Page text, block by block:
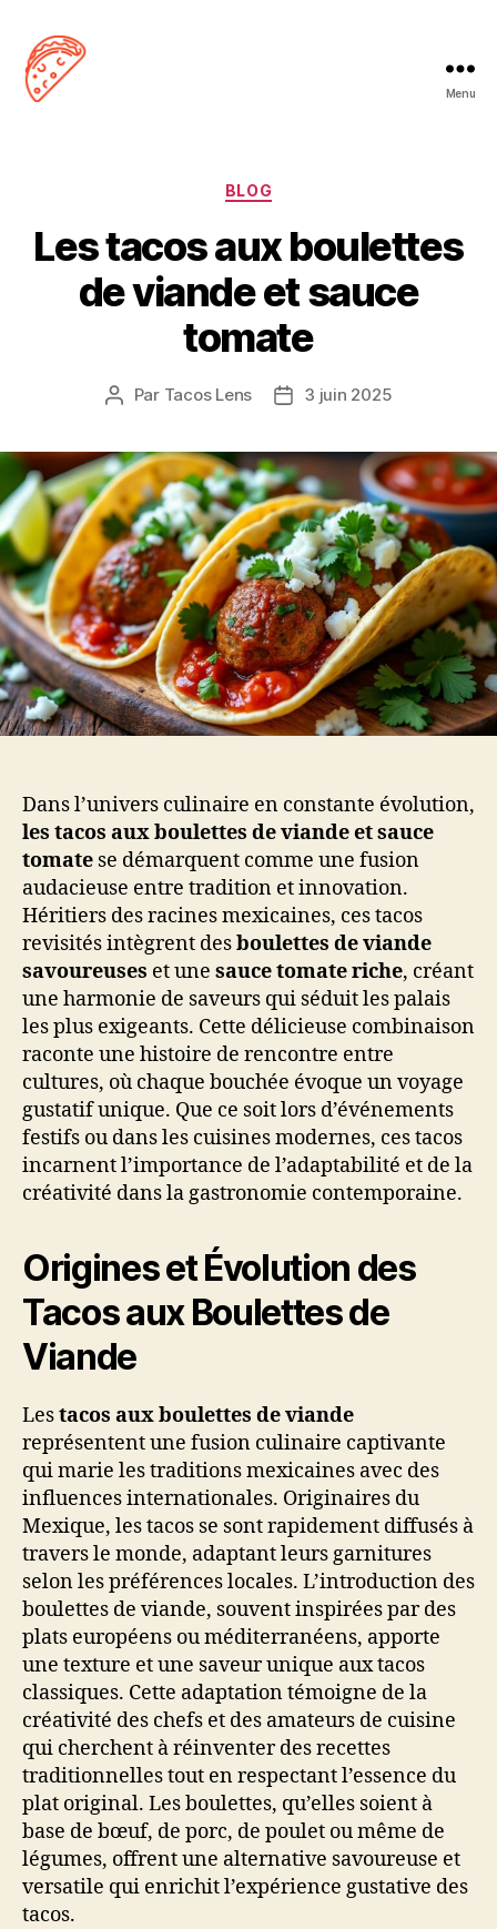
Menu
Catégories
BLOG
Les tacos aux boulettes
de viande et sauce
tomate
Auteur
Par Tacos Lens
Date3 juin 2025
Dans l’univers culinaire en constante évolution,
les tacos aux boulettes de viande et sauce
tomate se démarquent comme une fusion
audacieuse entre tradition et innovation.
Héritiers des racines mexicaines, ces tacos
revisités intègrent desboulettes de viande
savoureuses et une sauce tomate riche, créant
une harmonie de saveurs qui séduit les palais
les plus exigeants. Cette délicieuse combinaison
raconte une histoire de rencontre entre
cultures, où chaque bouchée évoque un voyage
gustatif unique. Que ce soit lors d’événements
festifs ou dans les cuisines modernes, ces tacos
incarnent l’importance de l’adaptabilité et de la
créativité dans la gastronomie contemporaine.
Origines et Évolution des
Tacos aux Boulettes de
Viande
Lestacos aux boulettes de viande
représentent une fusion culinaire captivante
qui marie les traditions mexicaines avec des
influences internationales. Originaires du
Mexique, les tacos se sont rapidement diffusés à
travers le monde, adaptant leurs garnitures
selon les préférences locales. L’introduction des
boulettes de viande, souvent inspirées par des
plats européens ou méditerranéens, apporte
une texture et une saveur unique aux tacos
classiques. Cette adaptation témoigne de la
créativité des chefs et des amateurs de cuisine
qui cherchent à réinventer des recettes
traditionnelles tout en respectant l’essence du
plat original. Les boulettes, qu’elles soient à
base de bœuf, de porc, de poulet ou même de
légumes, offrent une alternative savoureuse et
versatile qui enrichit l’expérience gustative des
tacos.